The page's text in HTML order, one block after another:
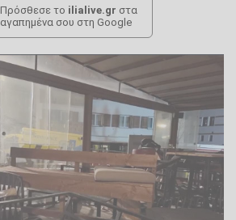
Πρόσθεσε το ilialive.gr στα
αγαπημένα σου στη Google